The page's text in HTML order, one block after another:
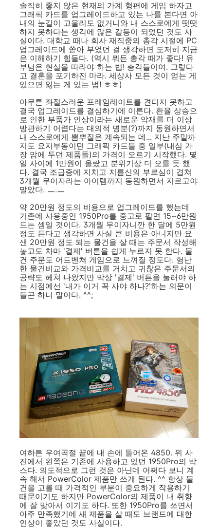
솔직히 좋지 않은 현재의 가계 형편에 게임 하자고
그래픽 카드를 업그레이드하고 있는 나를 본다면 아
내의 눈길이 고울리도 없거니와 내 스스로에게 떳떳
하지 못하다는 생각에 많은 갈등이 되었던 것도 사
실이다. 대학교 때나 회사 재직중의 총각 시절에 PC
업그레이드에 쏟아 부었던 걸 생각하면 도저히 지금
은 이해하기 힘들다. (역시 뭐든 총각 때가 좋다! 유
부남은 현실을 따라야 하는 법! 총각들이여. 그렇다
고 결혼을 포기하진 마라. 세상사 모든 것이 얻는 게
있으면 잃는 게 있는 법! ㅎㅎ)
아무튼 좌절스러운 프레임레이트를 견디지 못하고
결국 업그레이드를 결심하기에 이른다. 환율 상승으
로 인한 부품가 인상이라는 새로운 악재를 더 이상
방관하기 어렵다는 대의적 명분(?)까지 동원하면서
내 스스로에게 뽐뿌질은 계속되는 데... 지난 주말까
지도 요지부동이던 그래픽 카드들 중 일부(내심 가
장 맘에 두던 제품들)의 가격이 오르기 시작했다. 몇
일 사이에 1만원이 올랐고 분위기상 더 오를 듯 했
다. 결국 조급증에 지치고 지름신의 부르심이 겹쳐
3개월 무이자라는 아이템까지 동원하면서 지르고야
말았다. ㅡ.ㅡ
약 20만원 정도의 비용으로 업그레이드를 했는데
기존에 사용중인 1950Pro를 중고로 팔면 15~6만원
드는 셈일 것이다. 3개월 무이자니깐 한 달에 5만원
정도 든다고 생각하면 사실 큰 비용은 아니지만 요
샌 20만원 정도 되는 물건을 살 때는 주문서 작성해
놓고도 차마 '결제' 버튼을 쉽게 누르지 못 한다. 물
건 주문도 어드벤쳐 게임으로 느껴질 정도다. 험난
한 물건비교와 가격비교를 거치고 귀찮은 주문서의
공략도 헤쳐 나왔지만 막상 '결제' 버튼을 눌러야 하
는 시점에선 '내가 이거 꼭 사야 하나?'하는 의문이
들곤 하니 말이다. ^^;
여하튼 우여곡절 끝에 내 손에 들어온 4850. 위 사
진에서 왼쪽은 기존에 사용하고 있던 1950Pro의 박
스다. 의도적으로 그런 것은 아닌데 어쩌다 보니 계
속 해서 PowerColor 제품만 쓰게 된다. ^^ 항상 물
건을 고를 때 가격적인 부분이 중요하게 작용하기
때문이기도 하지만 PowerColor의 제품이 내 취향
에 잘 맞아서 이기도 하다. 또한 1950Pro를 쓰면서
아주 만족했기에 새 제품을 살 때도 브랜드에 대한
인상이 좋았던 것도 사실이다.